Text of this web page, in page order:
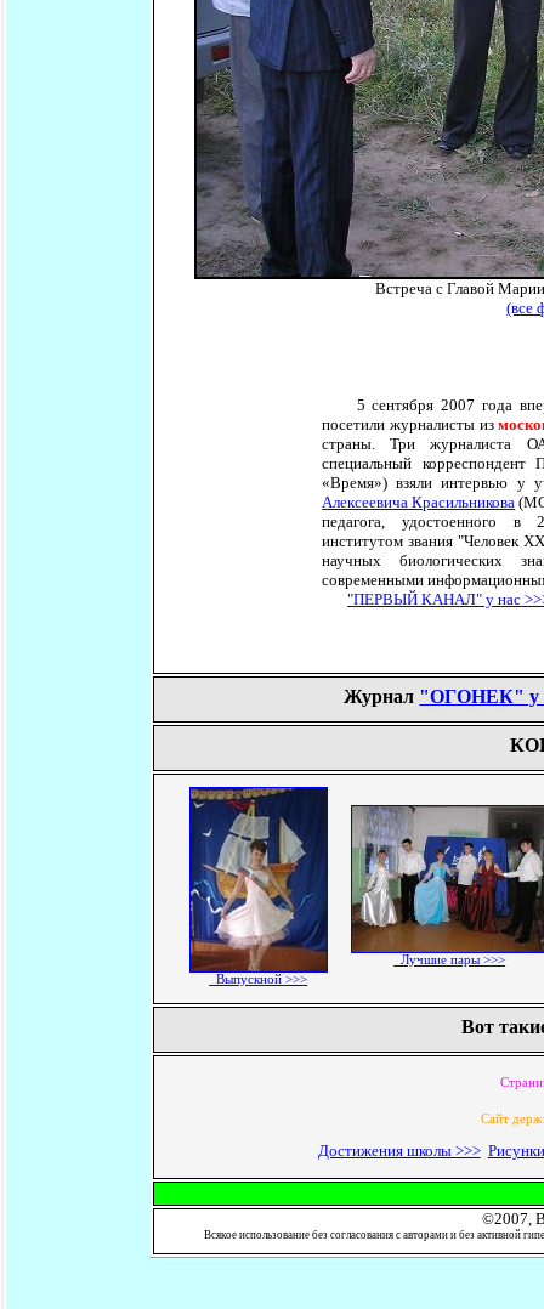
Встреча с Главой
(все
5 сентября 2007 года
посетили журналисты из
страны. Три журналиста
специальный
«Время») взяли интервью у
Алексеевича Красильникова
педагога, удостоенного в
институтом звания "Человек
научных биологических
современными
"ПЕРВЫЙ КАНАЛ" у нас
Журнал "ОГОНЕК" у
Выпускной >>>
Лучшие пары >>>
Вот
Cайт
Достижения школы >>>
©2007,
Всякое использование без согласования с авторами и без активной